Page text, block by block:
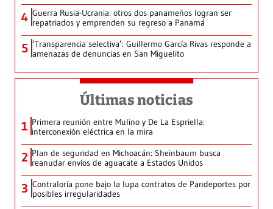
4 Guerra Rusia-Ucrania: otros dos panameños logran ser
repatriados y emprenden su regreso a Panamá
5 ‘Transparencia selectiva’: Guillermo García Rivas responde a
amenazas de denuncias en San Miguelito
Últimas noticias
1 Primera reunión entre Mulino y De La Espriella:
interconexión eléctrica en la mira
2 Plan de seguridad en Michoacán: Sheinbaum busca
reanudar envíos de aguacate a Estados Unidos
3 Contraloría pone bajo la lupa contratos de Pandeportes por
posibles irregularidades